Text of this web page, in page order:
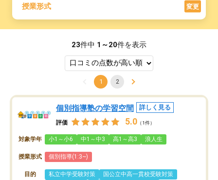
授業形式 変更
23件中 1～20件を表示
1 2
個別指導塾の学習空間 詳しく見る
評価 5.0 （1件）
対象学年 小1～小6 中1～中3 高1～高3 浪人生
授業形式 個別指導(1:3~)
目的 私立中学受験対策
国公立中高一貫校受験対策